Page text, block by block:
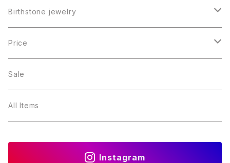
Birthstone jewelry
１月・ガーネット
２月・アメジスト
３月・アクアマリン
Price
～5000円
～10000円
Sale
All Items
Instagram